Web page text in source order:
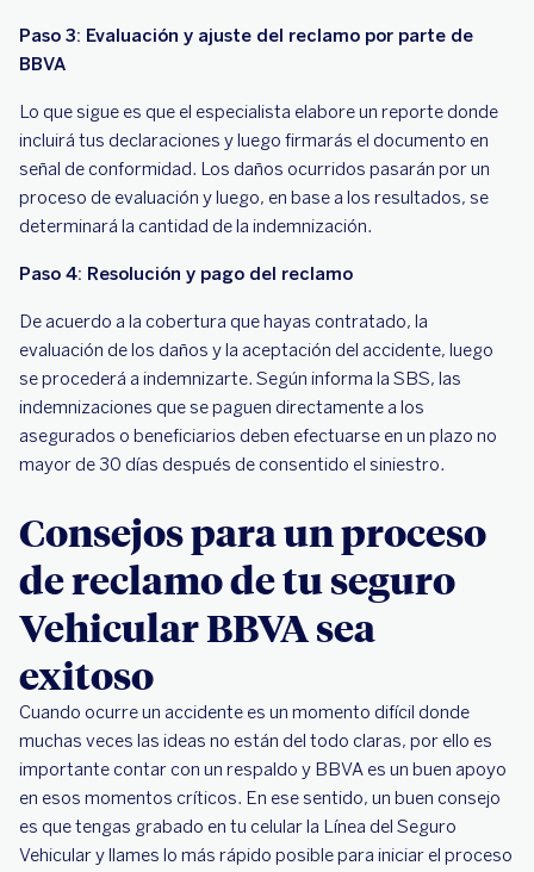
Paso 3: Evaluación y ajuste del reclamo por parte de
BBVA
Lo que sigue es que el especialista elabore un reporte donde
incluirá tus declaraciones y luego firmarás el documento en
señal de conformidad. Los daños ocurridos pasarán por un
proceso de evaluación y luego, en base a los resultados, se
determinará la cantidad de la indemnización.
Paso 4: Resolución y pago del reclamo
De acuerdo a la cobertura que hayas contratado, la
evaluación de los daños y la aceptación del accidente, luego
se procederá a indemnizarte. Según informa la SBS, las
indemnizaciones que se paguen directamente a los
asegurados o beneficiarios deben efectuarse en un plazo no
mayor de 30 días después de consentido el siniestro.
Consejos para un proceso
de reclamo de tu seguro
Vehicular BBVA sea
exitoso
Cuando ocurre un accidente es un momento difícil donde
muchas veces las ideas no están del todo claras, por ello es
importante contar con un respaldo y BBVA es un buen apoyo
en esos momentos críticos. En ese sentido, un buen consejo
es que tengas grabado en tu celular la Línea del Seguro
Vehicular y llames lo más rápido posible para iniciar el proceso